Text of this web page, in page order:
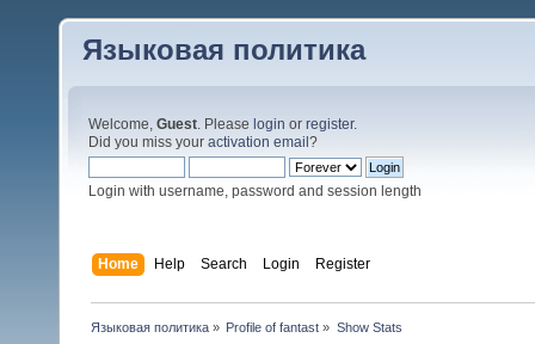
Языковая политика
Welcome, Guest. Please login or register.
Did you miss your activation email ?
Login with username, password and session length
Home Help Search Login Register
Языковая политика» Profile of fantast » Show Stats